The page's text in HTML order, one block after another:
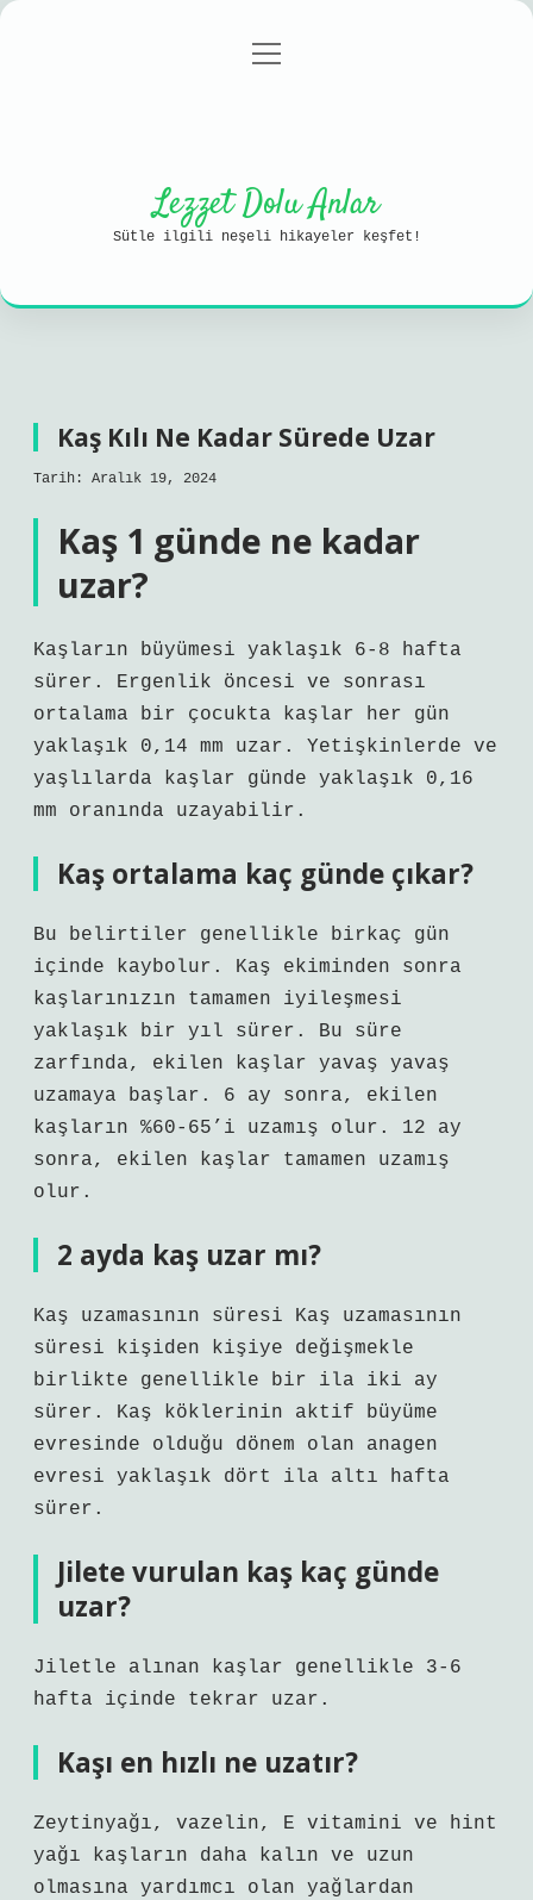
Gizlilik Politikası
menüyü
Lezzet Dolu Anlar
Sütle ilgili neşeli hikayeler keşfet!
Kaş Kılı Ne Kadar Sürede Uzar
Tarih: Aralık 19, 2024
Kaş 1 günde ne kadar
uzar?
Kaşların büyümesi yaklaşık 6-8 hafta
sürer. Ergenlik öncesi ve sonrası
ortalama bir çocukta kaşlar her gün
yaklaşık 0,14 mm uzar. Yetişkinlerde ve
yaşlılarda kaşlar günde yaklaşık 0,16
mm oranında uzayabilir.
Kaş ortalama kaç günde çıkar?
Bu belirtiler genellikle birkaç gün
içinde kaybolur. Kaş ekiminden sonra
kaşlarınızın tamamen iyileşmesi
yaklaşık bir yıl sürer. Bu süre
zarfında, ekilen kaşlar yavaş yavaş
uzamaya başlar. 6 ay sonra, ekilen
kaşların %60-65’i uzamış olur. 12 ay
sonra, ekilen kaşlar tamamen uzamış
olur.
2 ayda kaş uzar mı?
Kaş uzamasının süresi Kaş uzamasının
süresi kişiden kişiye değişmekle
birlikte genellikle bir ila iki ay
sürer. Kaş köklerinin aktif büyüme
evresinde olduğu dönem olan anagen
evresi yaklaşık dört ila altı hafta
sürer.
Jilete vurulan kaş kaç günde
uzar?
Jiletle alınan kaşlar genellikle 3-6
hafta içinde tekrar uzar.
Kaşı en hızlı ne uzatır?
Zeytinyağı, vazelin, E vitamini ve hint
yağı kaşların daha kalın ve uzun
olmasına yardımcı olan yağlardan